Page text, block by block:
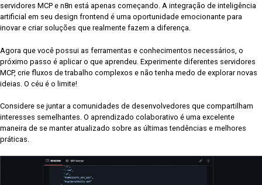
servidores MCP e n8n está apenas começando. A integração de inteligência
artificial em seu design frontend é uma oportunidade emocionante para
inovar e criar soluções que realmente fazem a diferença.
Agora que você possui as ferramentas e conhecimentos necessários, o
próximo passo é aplicar o que aprendeu. Experimente diferentes servidores
MCP, crie fluxos de trabalho complexos e não tenha medo de explorar novas
ideias. O céu é o limite!
Considere se juntar a comunidades de desenvolvedores que compartilham
interesses semelhantes. O aprendizado colaborativo é uma excelente
maneira de se manter atualizado sobre as últimas tendências e melhores
práticas.